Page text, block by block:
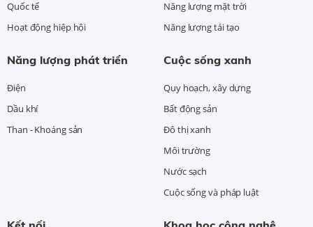
Quốc tế
Hoạt động hiệp hội
Năng lượng mặt trời
Năng lượng tái tạo
Năng lượng phát triển
Điện
Dầu khí
Than - Khoáng sản
Cuộc sống xanh
Quy hoạch, xây dựng
Bất động sản
Đô thị xanh
Môi trường
Nước sạch
Cuộc sống và pháp luật